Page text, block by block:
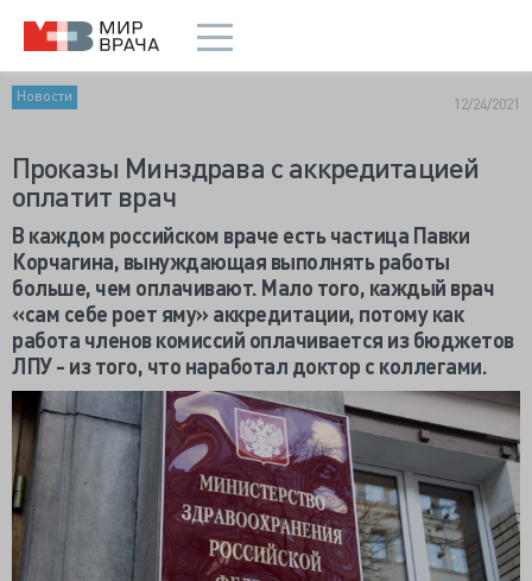
Новости 12/24/2021
Проказы Минздрава с аккредитацией
оплатит врач
В каждом российском враче есть частица Павки
Корчагина, вынуждающая выполнять работы
больше, чем оплачивают. Мало того, каждый врач
«сам себе роет яму» аккредитации, потому как
работа членов комиссий оплачивается из бюджетов
ЛПУ - из того, что наработал доктор с коллегами.